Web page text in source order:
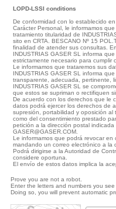
LOPD-LSSI conditions
De conformidad con lo establecido
Carácter Personal, le informamos
tratamiento titularidad de
sito en CRTA. BESCANO Nº 15
finalidad de atender sus consultas.
INDUSTRIAS GASER SL informa
estrictamente necesario para cumplir
Le informamos que trataremos sus
INDUSTRIAS GASER SL informa
transparente, adecuada, pertinente,
INDUSTRIAS GASER SL se
que estos se supriman o rectifiquen
De acuerdo con los derechos que le
datos podrá ejercer los derechos de
supresión, portabilidad y oposición
como del consentimiento prestado
petición a la dirección postal
GASER@GASER.COM.
Le informamos que podrá revocar en
mandando un correo electrónico a la
Podrá dirigirse a la Autoridad de
considere oportuna.
El envío de estos datos implica la
Prove you are not a robot.
Enter the letters and numbers you see
Doing so, you will prevent automatic